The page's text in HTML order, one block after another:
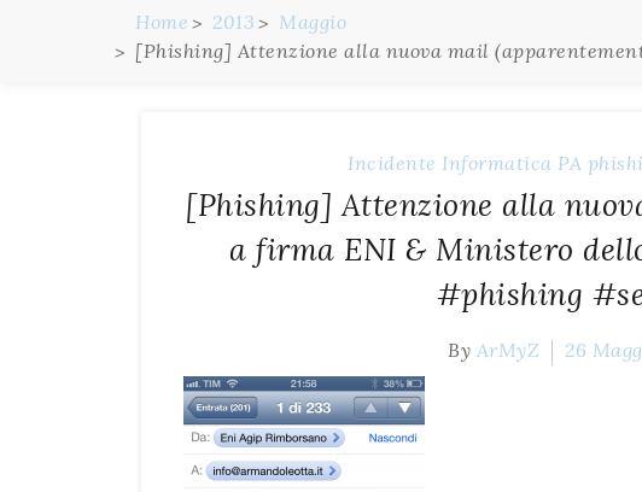
Home 2013
Maggio
[Phishing] Attenzione alla nuova mail
Incidente Informatica PA
[Phishing] Attenzione alla
a firma ENI & Ministero
#phishing
By ArMyZ 26